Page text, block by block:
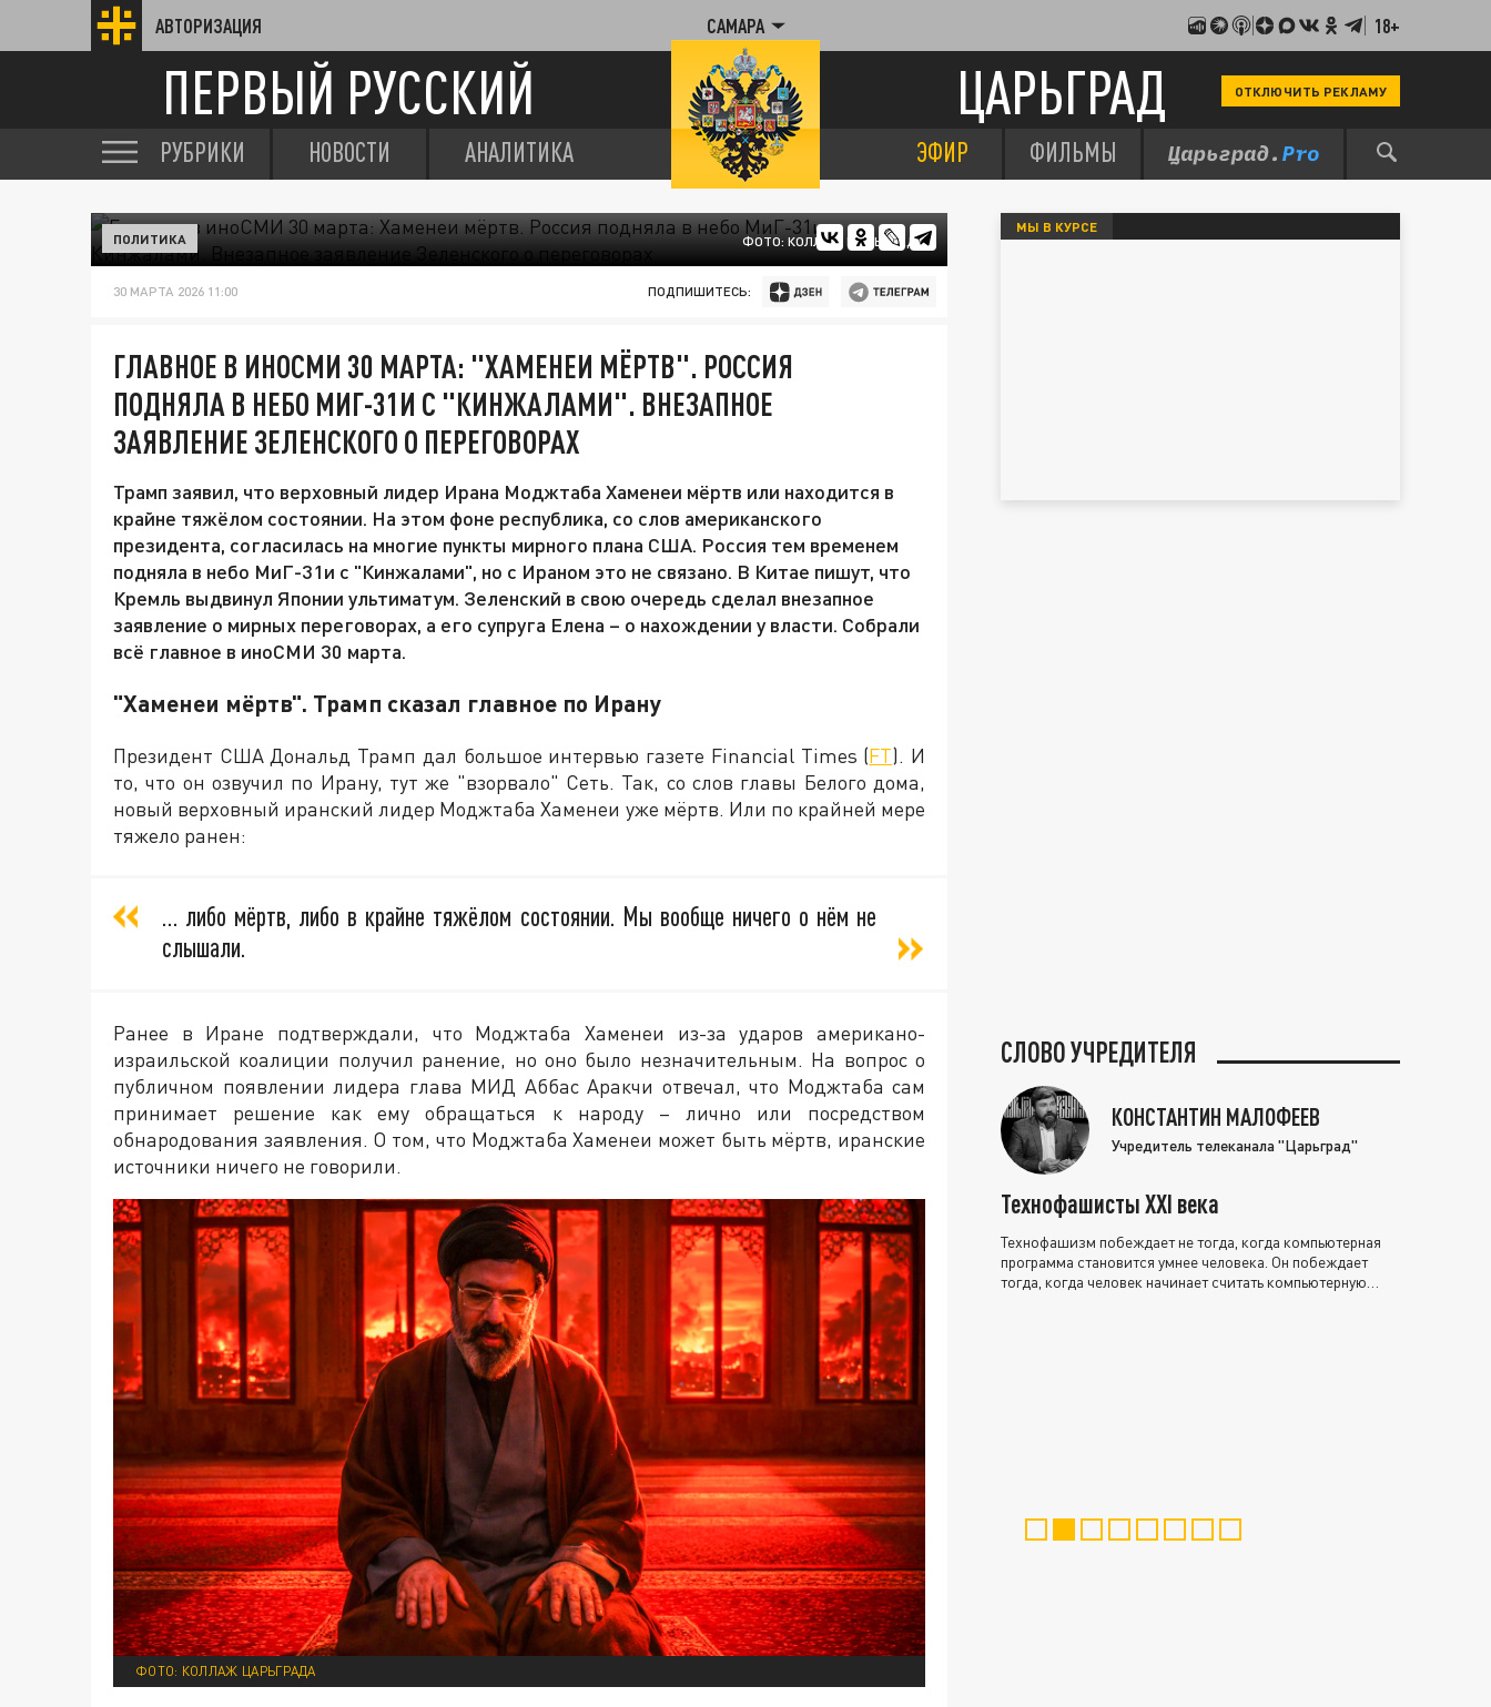
АВТОРИЗАЦИЯ САМАРА 18+
ПЕРВЫЙ РУССКИЙ ЦАРЬГРАД ОТКЛЮЧИТЬ РЕКЛАМУ
РУБРИКИ НОВОСТИ АНАЛИТИКА ЭФИР ФИЛЬМЫ
ФОТО: КОЛЛАЖ ЦАРЬГРАДА
ПОЛИТИКА
30 МАРТА 2026 11:00 ПОДПИШИТЕСЬ:
ГЛАВНОЕ В ИНОСМИ 30 МАРТА: "ХАМЕНЕИ МЁРТВ". РОССИЯ
ПОДНЯЛА В НЕБО МИГ-31И С "КИНЖАЛАМИ". ВНЕЗАПНОЕ
ЗАЯВЛЕНИЕ ЗЕЛЕНСКОГО О ПЕРЕГОВОРАХ
Трамп заявил, что верховный лидер Ирана Моджтаба Хаменеи мёртв или находится в
крайне тяжёлом состоянии. На этом фоне республика, со слов американского
президента, согласилась на многие пункты мирного плана США. Россия тем временем
подняла в небо МиГ-31и с "Кинжалами", но с Ираном это не связано. В Китае пишут, что
Кремль выдвинул Японии ультиматум. Зеленский в свою очередь сделал внезапное
заявление о мирных переговорах, а его супруга Елена – о нахождении у власти. Собрали
всё главное в иноСМИ 30 марта.
"Хаменеи мёртв". Трамп сказал главное по Ирану
Президент США Дональд Трамп дал большое интервью газете Financial Times (FT). И
то, что он озвучил по Ирану, тут же "взорвало" Сеть. Так, со слов главы Белого дома,
новый верховный иранский лидер Моджтаба Хаменеи уже мёртв. Или по крайней мере
тяжело ранен:
… либо мёртв, либо в крайне тяжёлом состоянии. Мы вообще ничего о нём не
слышали.
Ранее в Иране подтверждали, что Моджтаба Хаменеи из-за ударов американо-
израильской коалиции получил ранение, но оно было незначительным. На вопрос о
публичном появлении лидера глава МИД Аббас Аракчи отвечал, что Моджтаба сам
принимает решение как ему обращаться к народу – лично или посредством
обнародования заявления. О том, что Моджтаба Хаменеи может быть мёртв, иранские
источники ничего не говорили.
ФОТО: КОЛЛАЖ ЦАРЬГРАДА
МЫ В КУРСЕ
СЛОВО УЧРЕДИТЕЛЯ
КОНСТАНТИН МАЛОФЕЕВ
Учредитель телеканала "Царьград"
Технофашисты XXI века
Технофашизм побеждает не тогда, когда компьютерная
программа становится умнее человека. Он побеждает
тогда, когда человек начинает считать компьютерную